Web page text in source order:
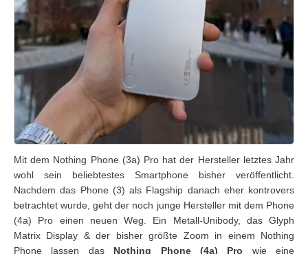
Mit dem Nothing Phone (3a) Pro hat der Hersteller letztes Jahr
wohl sein beliebtestes Smartphone bisher veröffentlicht.
Nachdem das Phone (3) als Flagship danach eher kontrovers
betrachtet wurde, geht der noch junge Hersteller mit dem Phone
(4a) Pro einen neuen Weg. Ein Metall-Unibody, das Glyph
Matrix Display & der bisher größte Zoom in einem Nothing
Phone lassen das Nothing Phone (4a) Pro wie eine